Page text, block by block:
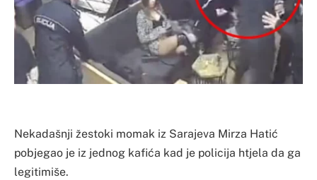
Nekadašnji žestoki momak iz Sarajeva Mirza Hatić
pobjegao je iz jednog kafića kad je policija htjela da ga
legitimiše.